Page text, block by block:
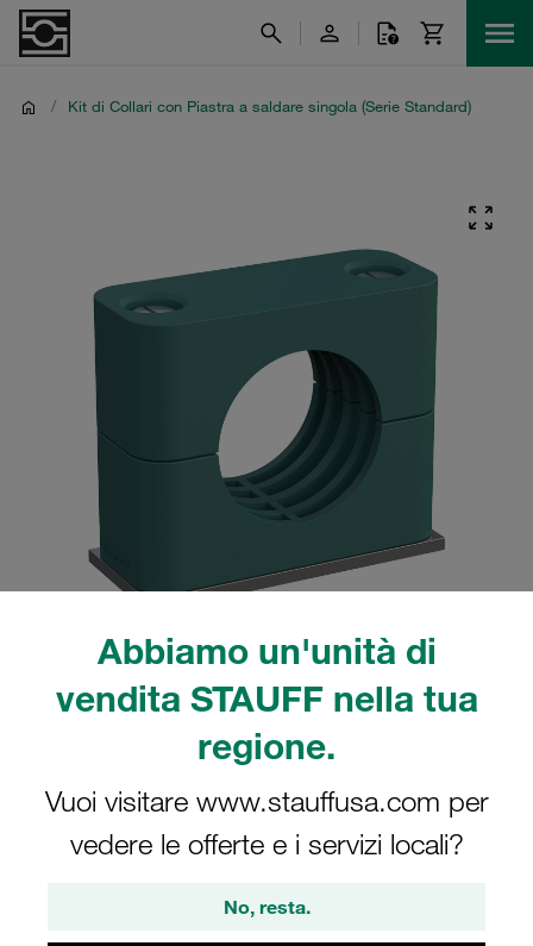
Abbiamo un'unità di
vendita STAUFF nella tua
regione.
Vuoi visitare www.stauffusa.com per
vedere le offerte e i servizi locali?
No, resta.
/ Kit di Collari con Piastra a saldare singola (Serie Standard)
Nota: l'immagine è solo a scopo illustrativo e potrebbe differire dal prodotto
Collari assemblati serie standard
grandezza 4 Ø28mm polipropilene W10
profilato, con tensione iniziale piastra a
saldare, corta vite con testa a intaglio